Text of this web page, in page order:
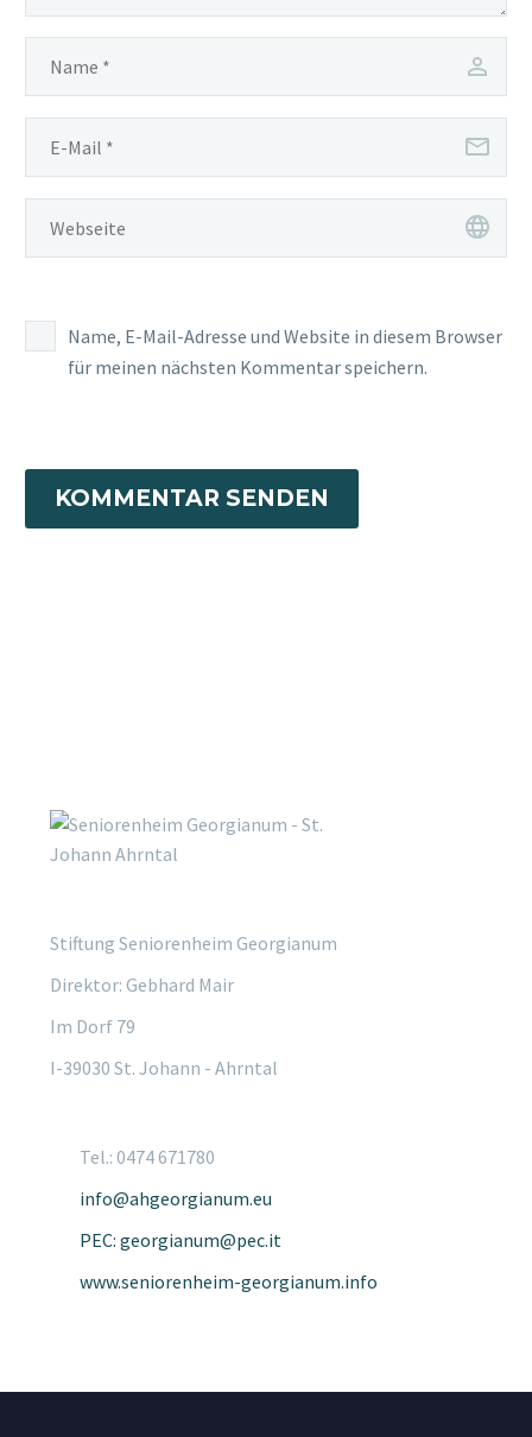
Name, E-Mail-Adresse und Website in diesem Browser
für meinen nächsten Kommentar speichern.
KOMMENTAR SENDEN
Stiftung Seniorenheim Georgianum
Direktor: Gebhard Mair
Im Dorf 79
I-39030 St. Johann - Ahrntal
Tel.: 0474 671780
info@ahgeorgianum.eu
PEC: georgianum@pec.it
www.seniorenheim-georgianum.info